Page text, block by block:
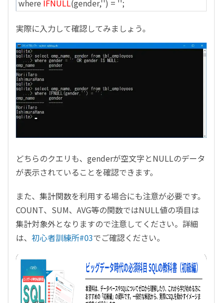
where IFNULL(gender,'') = '';
実際に入力して確認してみましょう。
どちらのクエリも、genderが空文字とNULLのデータ
が表示されていることを確認できます。
また、集計関数を利用する場合にも注意が必要です。
COUNT、SUM、AVG等の関数ではNULL値の項目は
集計対象外となりますので注意してください。詳細
は、 初心者訓練所#03でご確認ください。